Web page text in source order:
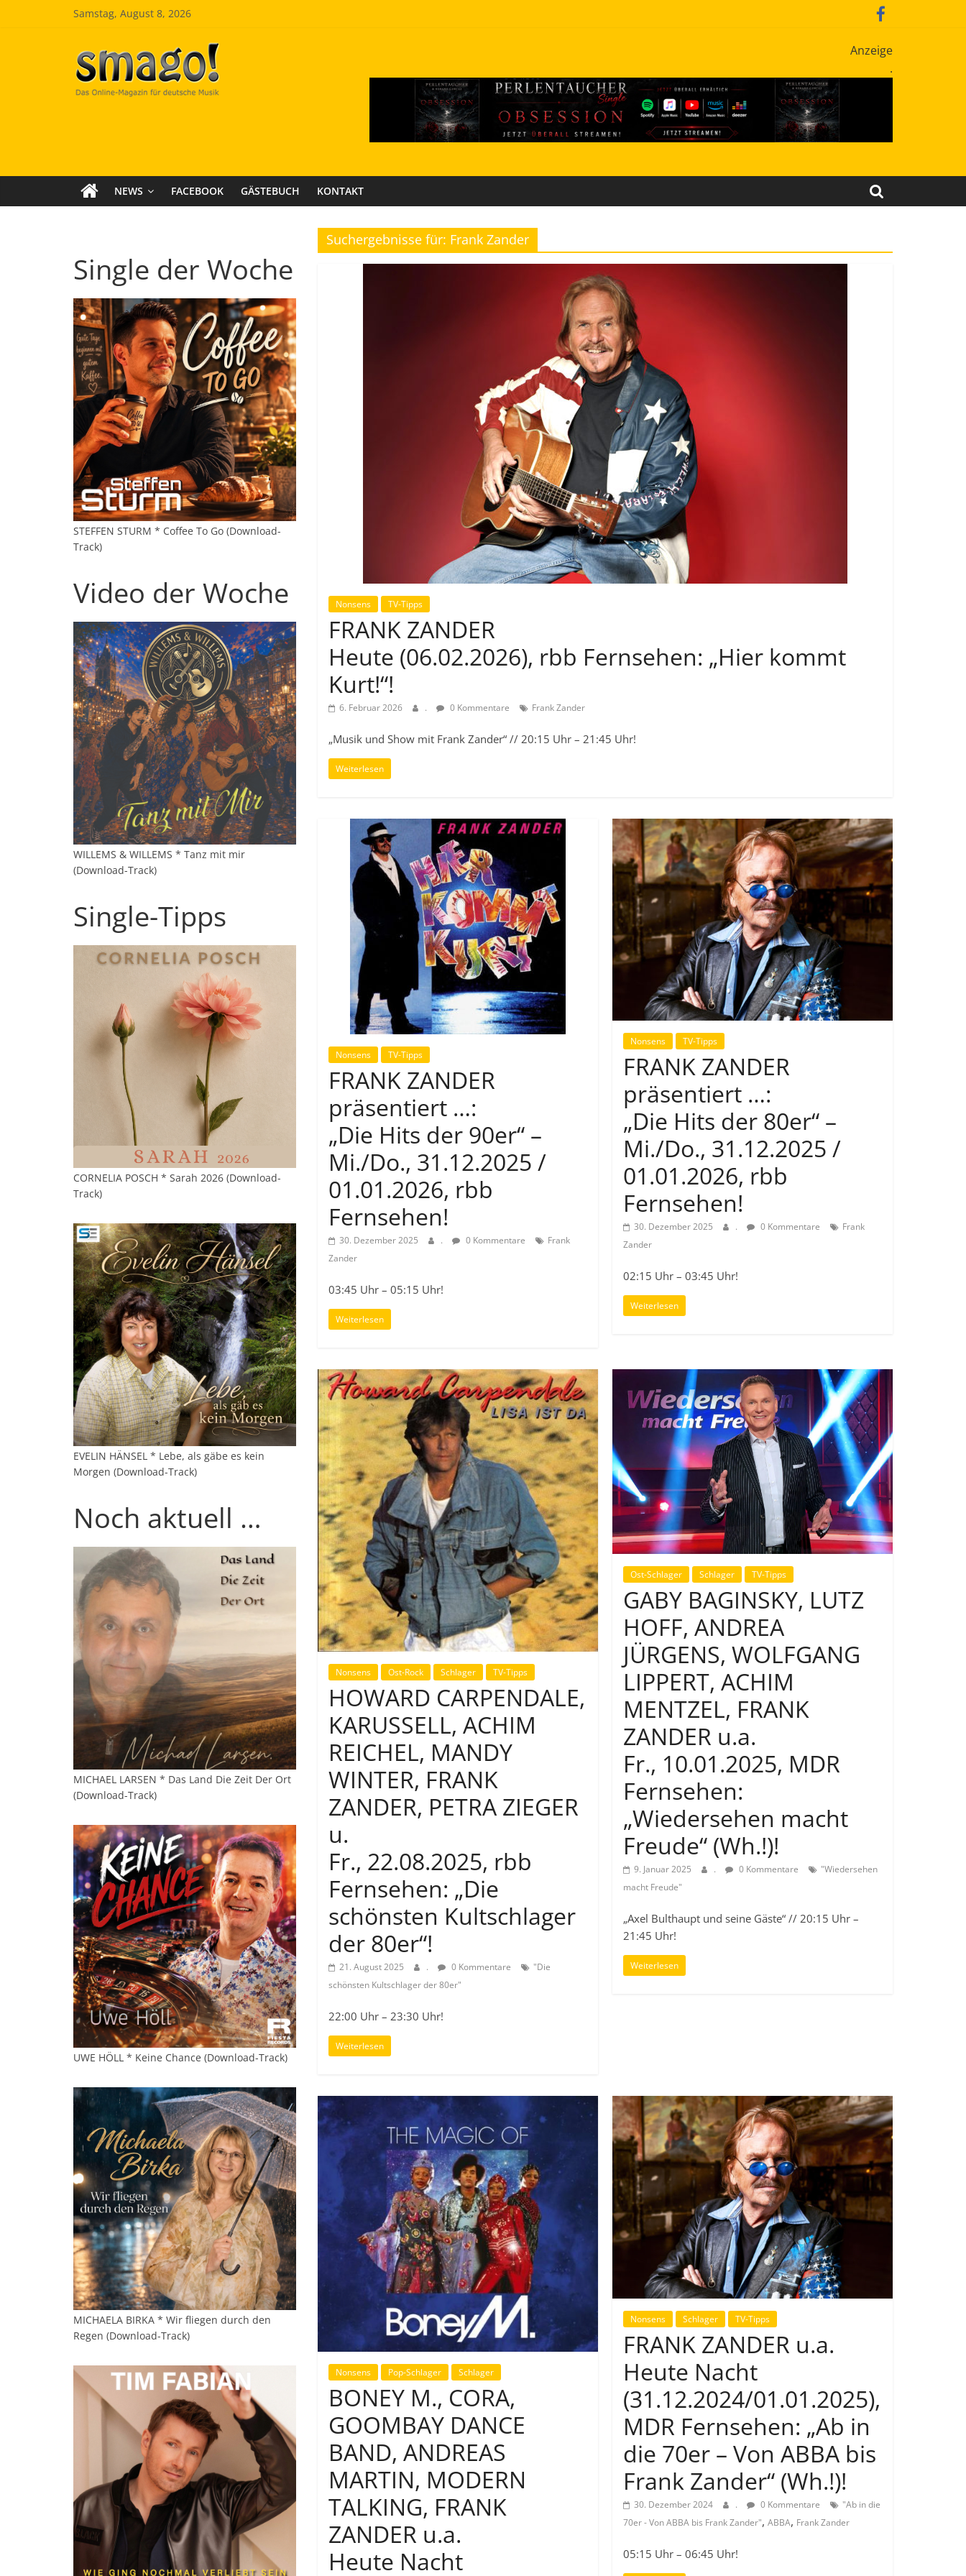
Samstag, August 8, 2026
Smago
SchlagerMAGazinOnline
Anzeige
.
NEWS FACEBOOK GÄSTEBUCH KONTAKT
Suchergebnisse für: Frank Zander
Nonsens TV-Tipps
FRANK ZANDER
Heute (06.02.2026), rbb Fernsehen: „Hier kommt
Kurt!“!
6. Februar 2026 . 0 Kommentare Frank Zander
„Musik und Show mit Frank Zander“ // 20:15 Uhr – 21:45 Uhr!
Weiterlesen
Nonsens TV-Tipps
FRANK ZANDER
präsentiert …:
„Die Hits der 90er“ –
Mi./Do., 31.12.2025 /
01.01.2026, rbb
Fernsehen!
30. Dezember 2025 . 0 Kommentare
Frank
Zander
03:45 Uhr – 05:15 Uhr!
Weiterlesen
Nonsens TV-Tipps
FRANK ZANDER
präsentiert …:
„Die Hits der 80er“ –
Mi./Do., 31.12.2025 /
01.01.2026, rbb
Fernsehen!
30. Dezember 2025 . 0 Kommentare
Frank
Zander
02:15 Uhr – 03:45 Uhr!
Weiterlesen
Nonsens Ost-Rock Schlager TV-Tipps
HOWARD CARPENDALE,
KARUSSELL, ACHIM
REICHEL, MANDY
WINTER, FRANK
ZANDER, PETRA ZIEGER
u.
Fr., 22.08.2025, rbb
Fernsehen: „Die
schönsten Kultschlager
der 80er“!
21. August 2025 . 0 Kommentare
"Die
schönsten Kultschlager der 80er"
22:00 Uhr – 23:30 Uhr!
Weiterlesen
Ost-Schlager Schlager TV-Tipps
GABY BAGINSKY, LUTZ
HOFF, ANDREA
JÜRGENS, WOLFGANG
LIPPERT, ACHIM
MENTZEL, FRANK
ZANDER u.a.
Fr., 10.01.2025, MDR
Fernsehen:
„Wiedersehen macht
Freude“ (Wh.!)!
9. Januar 2025 . 0 Kommentare
"Wiedersehen
macht Freude"
„Axel Bulthaupt und seine Gäste“ // 20:15 Uhr –
21:45 Uhr!
Weiterlesen
Nonsens Pop-Schlager Schlager
BONEY M., CORA,
GOOMBAY DANCE
BAND, ANDREAS
MARTIN, MODERN
TALKING, FRANK
ZANDER u.a.
Heute Nacht
Nonsens Schlager TV-Tipps
FRANK ZANDER u.a.
Heute Nacht
(31.12.2024/01.01.2025),
MDR Fernsehen: „Ab in
die 70er – Von ABBA bis
Frank Zander“ (Wh.!)!
30. Dezember 2024 . 0 Kommentare
"Ab in die
70er - Von ABBA bis Frank Zander",ABBA, Frank Zander
05:15 Uhr – 06:45 Uhr!
Single der Woche
STEFFEN STURM * Coffee To Go (Download-
Track)
Video der Woche
WILLEMS & WILLEMS * Tanz mit mir
(Download-Track)
Single-Tipps
CORNELIA POSCH * Sarah 2026 (Download-
Track)
EVELIN HÄNSEL * Lebe, als gäbe es kein
Morgen (Download-Track)
Noch aktuell …
MICHAEL LARSEN * Das Land Die Zeit Der Ort
(Download-Track)
UWE HÖLL * Keine Chance (Download-Track)
MICHAELA BIRKA * Wir fliegen durch den
Regen (Download-Track)